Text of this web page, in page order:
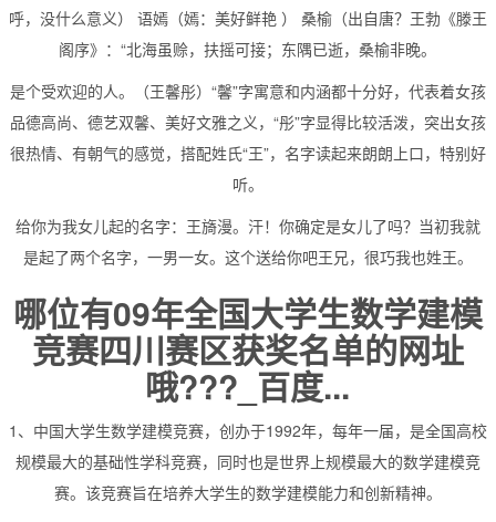
呼，没什么意义） 语嫣（嫣：美好鲜艳 ） 桑榆（出自唐？王勃《滕王
阁序》：“北海虽赊，扶摇可接；东隅已逝，桑榆非晚。
是个受欢迎的人。（王馨彤）“馨”字寓意和内涵都十分好，代表着女孩
品德高尚、德艺双馨、美好文雅之义，“彤”字显得比较活泼，突出女孩
很热情、有朝气的感觉，搭配姓氏“王”，名字读起来朗朗上口，特别好
听。
给你为我女儿起的名字：王旖漫。汗！你确定是女儿了吗？当初我就
是起了两个名字，一男一女。这个送给你吧王兄，很巧我也姓王。
哪位有09年全国大学生数学建模
竞赛四川赛区获奖名单的网址
哦???_百度...
1、中国大学生数学建模竞赛，创办于1992年，每年一届，是全国高校
规模最大的基础性学科竞赛，同时也是世界上规模最大的数学建模竞
赛。该竞赛旨在培养大学生的数学建模能力和创新精神。